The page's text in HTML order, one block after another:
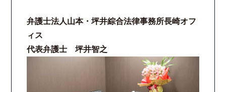
弁護士法人山本・坪井綜合法律事務所長崎オフ
ィス
代表弁護士 坪井智之